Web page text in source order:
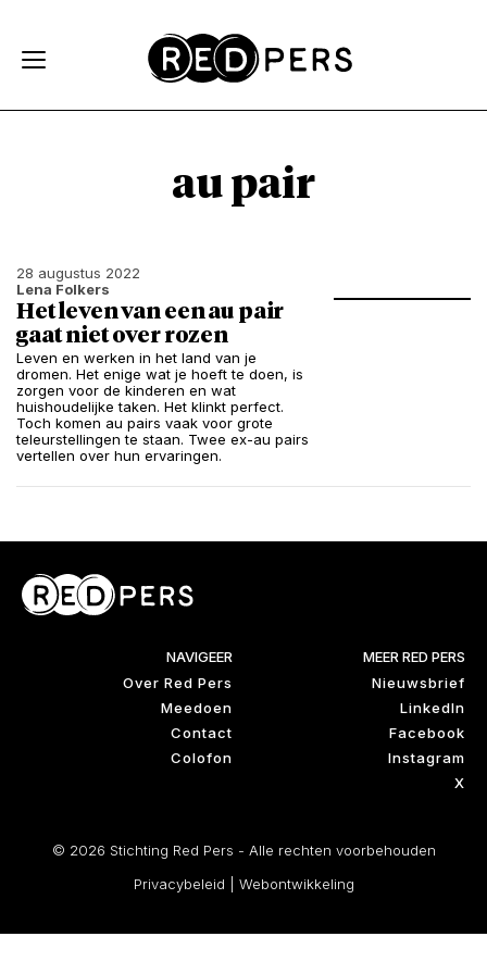
au pair
28 augustus 2022
Lena Folkers
Het leven van een au pair
gaat niet over rozen
Leven en werken in het land van je
dromen. Het enige wat je hoeft te doen, is
zorgen voor de kinderen en wat
huishoudelijke taken. Het klinkt perfect.
Toch komen au pairs vaak voor grote
teleurstellingen te staan. Twee ex-au pairs
vertellen over hun ervaringen.
NAVIGEER
Over Red Pers
Meedoen
Contact
Colofon
MEER RED PERS
Nieuwsbrief
LinkedIn
Facebook
Instagram
X
© 2026 Stichting Red Pers - Alle rechten voorbehouden
Privacybeleid
Webontwikkeling